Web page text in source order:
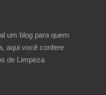
um blog para quem
aqui você confere
de Limpeza